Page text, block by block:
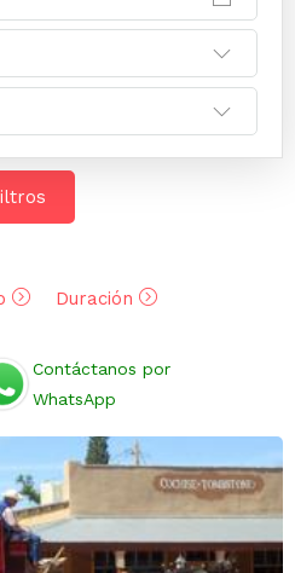
Duración
Contáctanos por
WhatsApp